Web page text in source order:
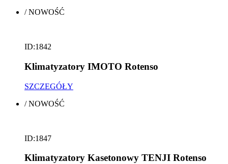
/NOWOŚĆ
ID:1842
Klimatyzatory IMOTO Rotenso
SZCZEGÓŁY
/NOWOŚĆ
ID:1847
Klimatyzatory Kasetonowy TENJI Rotenso